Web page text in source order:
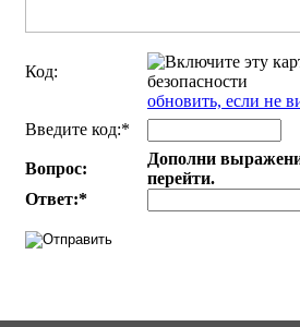
Код:
обновить, если не
Введите код:*
Вопрос:
Дополни
перейти.
Ответ:*